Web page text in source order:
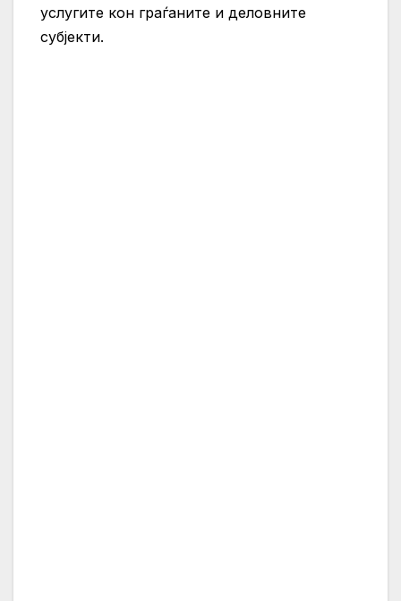
услугите кон граѓаните и деловните
субјекти.